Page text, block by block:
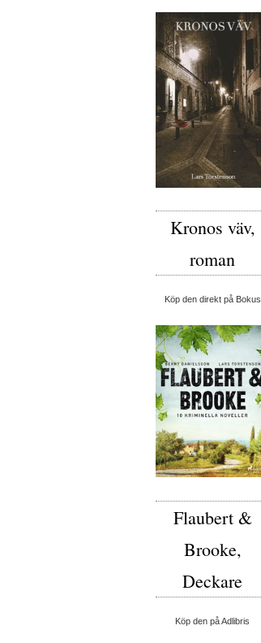
Kronos väv,
roman
Köp den direkt på Bokus
Flaubert &
Brooke,
Deckare
Köp den på Adlibris